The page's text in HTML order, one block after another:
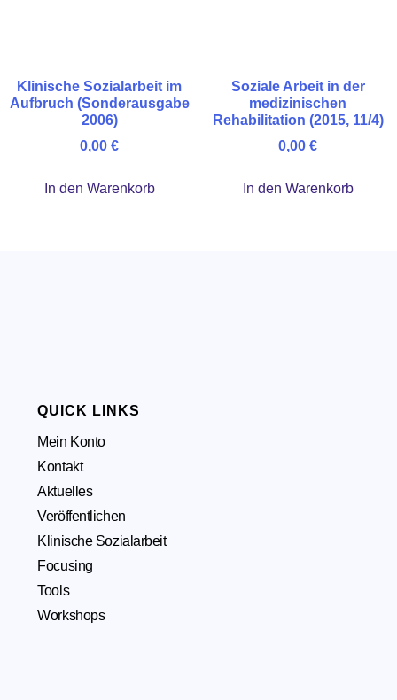
Klinische Sozialarbeit im
Aufbruch (Sonderausgabe
2006)
0,00 €
In den Warenkorb
Soziale Arbeit in der
medizinischen
Rehabilitation (2015, 11/4)
0,00 €
In den Warenkorb
QUICK LINKS
Mein Konto
Kontakt
Aktuelles
Veröffentlichen
Klinische Sozialarbeit
Focusing
Tools
Workshops